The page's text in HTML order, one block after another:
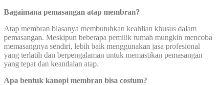
Bagaimana pemasangan atap membran?
Atap membran biasanya membutuhkan keahlian khusus dalam
pemasangan. Meskipun beberapa pemilik rumah mungkin mencoba
memasangnya sendiri, lebih baik menggunakan jasa profesional
yang terlatih dan berpengalaman untuk memastikan pemasangan
yang tepat dan keandalan atap.
Apa bentuk kanopi membran bisa costum?